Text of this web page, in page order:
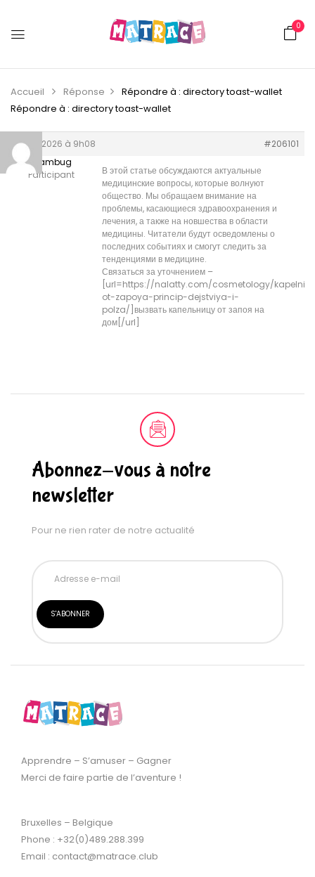
0
Accueil Réponse
Répondre à : directory toast-wallet
Répondre à : directory toast-wallet
4 juin 2026 à 9h08
#206101
Williambug
Participant
В этой статье обсуждаются актуальные
медицинские вопросы, которые волнуют
общество. Мы обращаем внимание на
проблемы, касающиеся здравоохранения и
лечения, а также на новшества в области
медицины. Читатели будут осведомлены о
последних событиях и смогут следить за
тенденциями в медицине.
Связаться за уточнением –
[url=https://nalatty.com/cosmetology/
ot-zapoya-princip-dejstviya-i-
polza/]вызвать капельницу от запоя на
дом[/url]
Abonnez-vous à notre
newsletter
Pour ne rien rater de notre actualité
Apprendre – S’amuser – Gagner
Merci de faire partie de l’aventure !
Bruxelles – Belgique
Phone : +32(0)489.288.399
Email : contact@matrace.club